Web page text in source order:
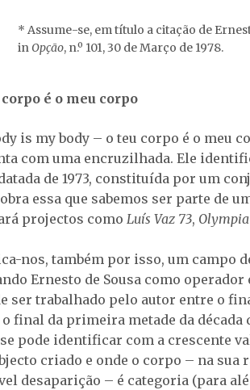
* Assume-se, em título a citação de
in Opção, n.º 101, 30 de Março de 1978.
corpo é o meu corpo
is my body – o teu corpo é o meu
com uma encruzilhada. Ele
de 1973, constituída por um
essa que sabemos ser parte de
projectos como Luís Vaz 73, Olympia
nos, também por isso, um campo
Ernesto de Sousa como
ser trabalhado pelo autor entre o
o final da primeira metade da década
pode identificar com a crescente
criado e onde o corpo – na
desaparição – é categoria (para